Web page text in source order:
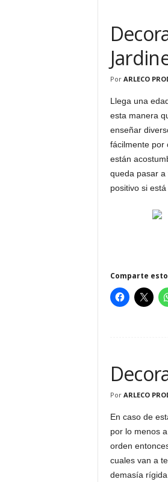
Por ARLECO
Llega una
esta manera
enseñar
fácilmente por
están
queda pasar
positivo si
Comparte
Por ARLECO
En caso de
por lo menos
orden
cuales van a
demasía